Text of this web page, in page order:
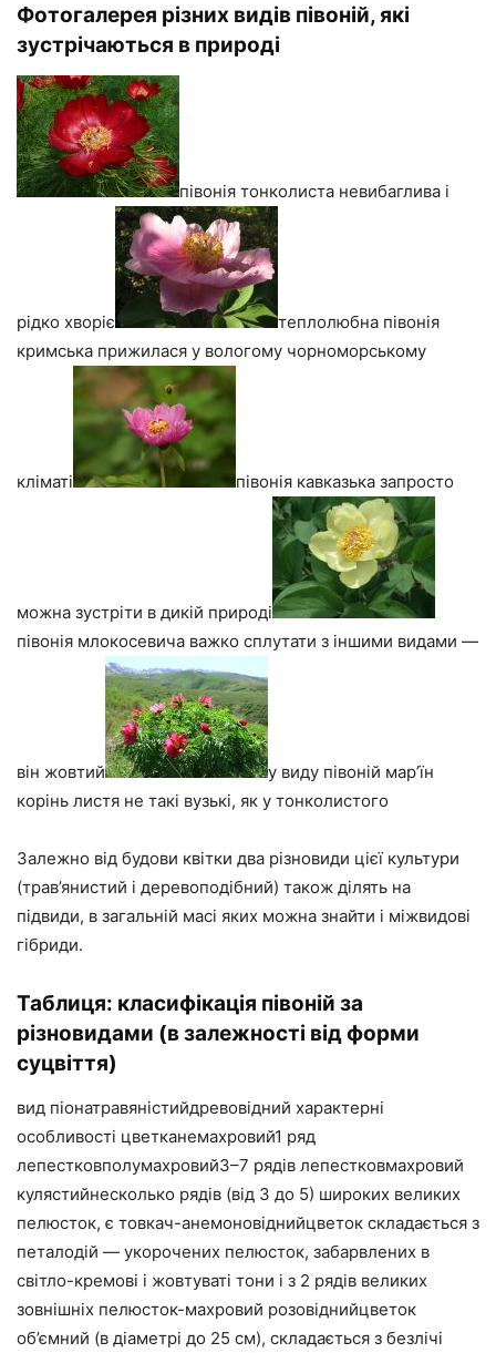
Фотогалерея різних видів півоній, які
зустрічаються в природі
півонія тонколиста невибаглива і
рідко хворіє
теплолюбна півонія
кримська прижилася у вологому чорноморському
кліматі півонія кавказька запросто
можна зустріти в дикій природі
півонія млокосевича важко сплутати з іншими видами —
він жовтий
у виду півоній мар’їн
корінь листя не такі вузькі, як у тонколистого
Залежно від будови квітки два різновиди цієї культури
(трав’янистий і деревоподібний) також ділять на
підвиди, в загальній масі яких можна знайти і міжвидові
гібриди.
Таблиця: класифікація півоній за
різновидами (в залежності від форми
суцвіття)
вид піонатравяністийдревовідний характерні
особливості цветканемахровий1 ряд
лепестковполумахровий3–7 рядів лепестковмахровий
кулястийнесколько рядів (від 3 до 5) широких великих
пелюсток, є товкач-анемоновіднийцветок складається з
петалодій — укорочених пелюсток, забарвлених в
світло-кремові і жовтуваті тони і з 2 рядів великих
зовнішніх пелюсток-махровий розовіднийцветок
об’ємний (в діаметрі до 25 см), складається з безлічі